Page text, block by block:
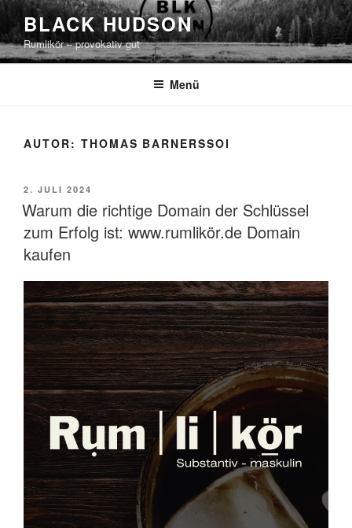
Zum
Inhalt
springen
BLACK HUDSON
Rumlikör – provokativ gut
Menü
AUTOR: THOMAS BARNERSSOI
VERÖFFENTLICHT
AM
2. JULI 2024
Warum die richtige Domain der Schlüssel
zum Erfolg ist: www.rumlikör.de Domain
kaufen